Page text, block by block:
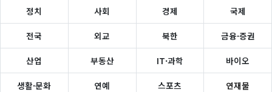
정치 사회 경제 국제
전국 외교 북한 금융·증권
산업 부동산 IT·과학 바이오
생활·문화 연예 스포츠 연재물